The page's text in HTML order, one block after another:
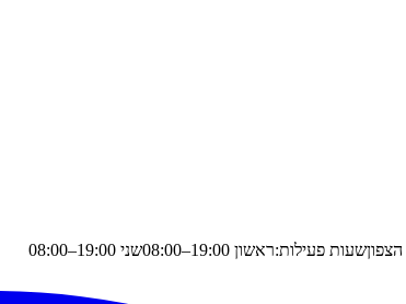
הצפוןשעות פעילות:ראשון 08:00–19:00 שני 08:00–19:00